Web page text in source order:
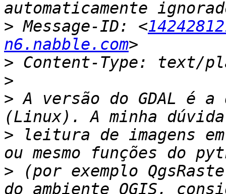
> Message-ID: <
n6.nabble.com
>
>
> A versão do GDAL é a
> leitura de imagens
> (por exemplo